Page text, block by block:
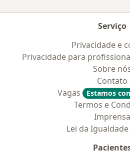
Serviço
Privacidade e
Privacidade para
Sobre
Contato
Vagas
Estamos
Termos e
Imprensa
Lei da